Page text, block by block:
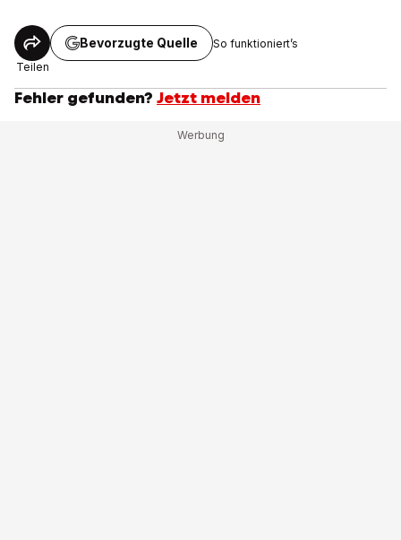
Teilen
Bevorzugte Quelle So funktioniert’s
Fehler gefunden? Jetzt melden